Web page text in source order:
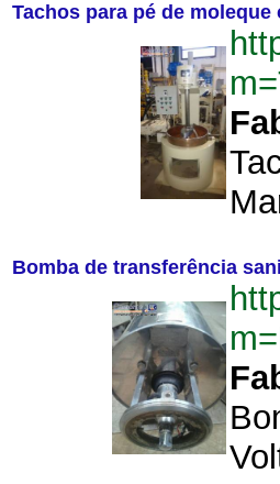
Tachos para pé de moleque
Bomba de transferência